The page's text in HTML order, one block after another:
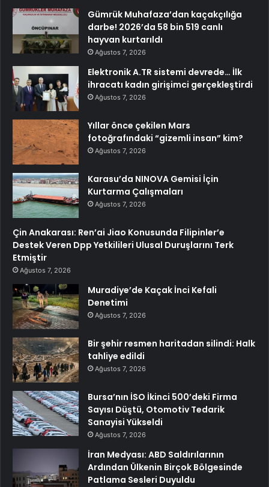
Gümrük Muhafaza’dan kaçakçılığa
darbe! 2026’da 58 bin 519 canlı
hayvan kurtarıldı
Ağustos 7, 2026
Elektronik A.TR sistemi devrede… İlk
ihracatı kadın girişimci gerçekleştirdi
Ağustos 7, 2026
Yıllar önce çekilen Mars
fotoğrafındaki “gizemli insan” kim?
Ağustos 7, 2026
Karasu’da NINOVA Gemisi İçin
Kurtarma Çalışmaları
Ağustos 7, 2026
Çin Anakarası: Ren’ai Jiao Konusunda Filipinler’e
Destek Veren Dpp Yetkilileri Ulusal Duruşlarını Terk
Etmiştir
Ağustos 7, 2026
Muradiye’de Kaçak İnci Kefali
Denetimi
Ağustos 7, 2026
Bir şehir resmen haritadan silindi: Halk
tahliye edildi
Ağustos 7, 2026
Bursa’nın İSO İkinci 500’deki Firma
Sayısı Düştü, Otomotiv Tedarik
Sanayisi Yükseldi
Ağustos 7, 2026
İran Medyası: ABD Saldırılarının
Ardından Ülkenin Birçok Bölgesinde
Patlama Sesleri Duyuldu